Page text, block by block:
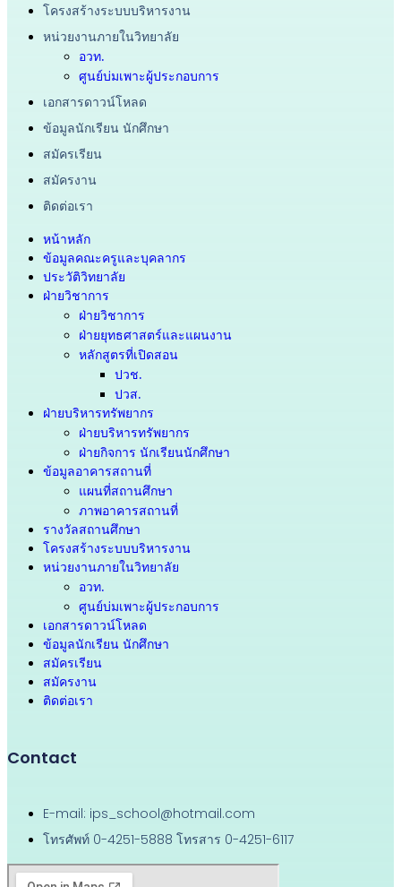
โครงสร้างระบบบริหารงาน
หน่วยงานภายในวิทยาลัย
อวท.
ศูนย์บ่มเพาะผู้ประกอบการ
เอกสารดาวน์โหลด
ข้อมูลนักเรียน นักศึกษา
สมัครเรียน
สมัครงาน
ติดต่อเรา
หน้าหลัก
ข้อมูลคณะครูและบุคลากร
ประวัติวิทยาลัย
ฝ่ายวิชาการ
ฝ่ายวิชาการ
ฝ่ายยุทธศาสตร์และแผนงาน
หลักสูตรที่เปิดสอน
ปวช.
ปวส.
ฝ่ายบริหารทรัพยากร
ฝ่ายบริหารทรัพยากร
ฝ่ายกิจการ นักเรียนนักศึกษา
ข้อมูลอาคารสถานที่
แผนที่สถานศึกษา
ภาพอาคารสถานที่
รางวัลสถานศึกษา
โครงสร้างระบบบริหารงาน
หน่วยงานภายในวิทยาลัย
อวท.
ศูนย์บ่มเพาะผู้ประกอบการ
เอกสารดาวน์โหลด
ข้อมูลนักเรียน นักศึกษา
สมัครเรียน
สมัครงาน
ติดต่อเรา
Contact
E-mail: ips_school@hotmail.com
โทรศัพท์ 0-4251-5888 โทรสาร 0-4251-6117